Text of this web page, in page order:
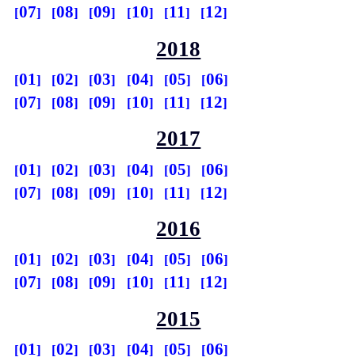
07
08 09 10 11 12
2018
01 02 03 04 05
06
07
08 09 10 11 12
2017
01 02 03 04 05
06
07
08 09 10 11 12
2016
01 02 03 04 05
06
07
08 09 10 11 12
2015
01 02 03 04 05
06